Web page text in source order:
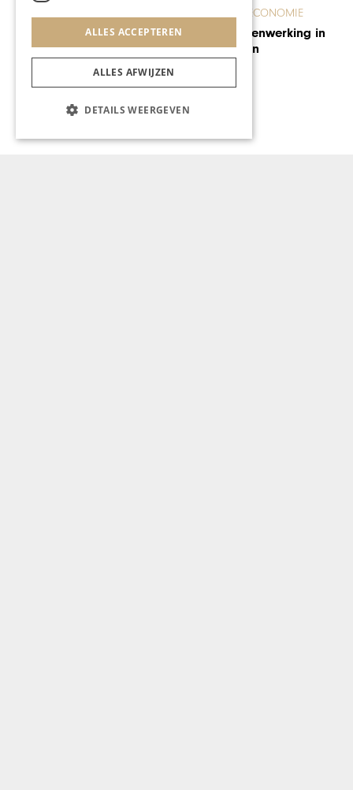
MODE & BEAUTY
‘Even’ shoppen in de
Provence
ALLES ACCEPTEREN
ALLES AFWIJZEN
DETAILS WEERGEVEN